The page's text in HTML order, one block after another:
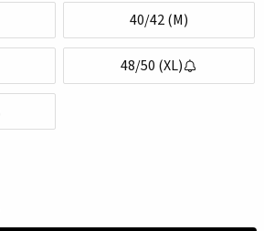
40/42 (M)
48/50 (XL)